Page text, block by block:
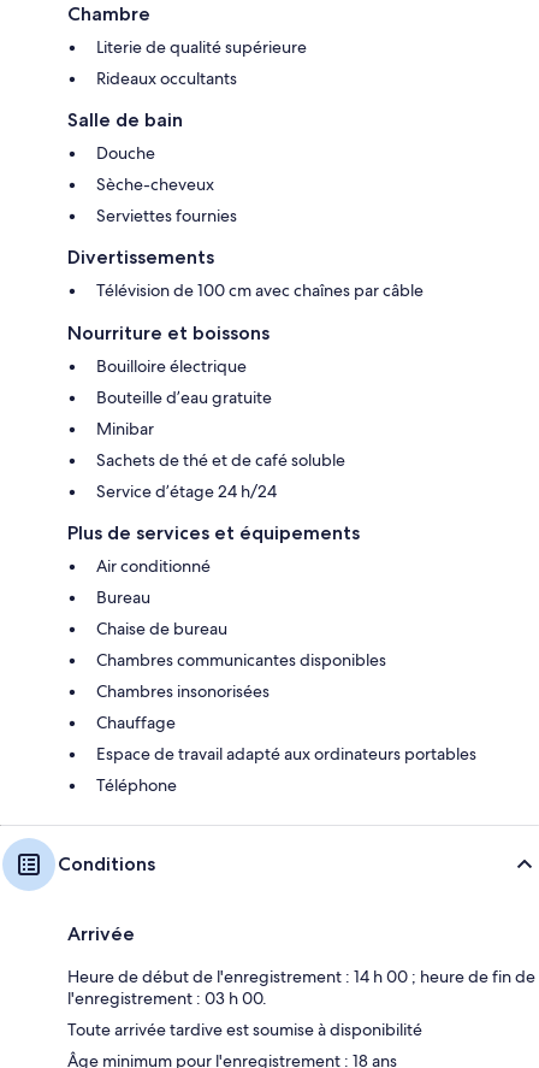
Chambre
Literie de qualité supérieure
Rideaux occultants
Salle de bain
Douche
Sèche-cheveux
Serviettes fournies
Divertissements
Télévision de 100 cm avec chaînes par câble
Nourriture et boissons
Bouilloire électrique
Bouteille d’eau gratuite
Minibar
Sachets de thé et de café soluble
Service d’étage 24 h/24
Plus de services et équipements
Air conditionné
Bureau
Chaise de bureau
Chambres communicantes disponibles
Chambres insonorisées
Chauffage
Espace de travail adapté aux ordinateurs portables
Téléphone
Conditions
Arrivée
Heure de début de l'enregistrement : 14 h 00 ; heure de fin de
l'enregistrement : 03 h 00.
Toute arrivée tardive est soumise à disponibilité
Âge minimum pour l'enregistrement : 18 ans